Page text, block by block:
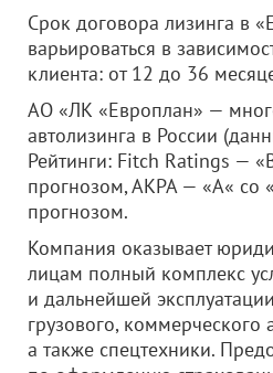
Срок договора лизинга в
варьироваться в
клиента: от 12 до 36
АО «ЛК «Европлан» —
автолизинга в России
Рейтинги: Fitch Ratings —
прогнозом, АКРА — «A« со
прогнозом.
Компания оказывает
лицам полный комплекс
и дальнейшей
грузового, коммерческого
а также спецтехники.